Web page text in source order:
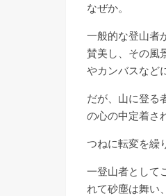
なぜか。
一般的な登山者
賛美し、その風
やカンバスなど
だが、山に登る
の心の中定着さ
つねに転変を繰
一登山者として
れて砂塵は舞い